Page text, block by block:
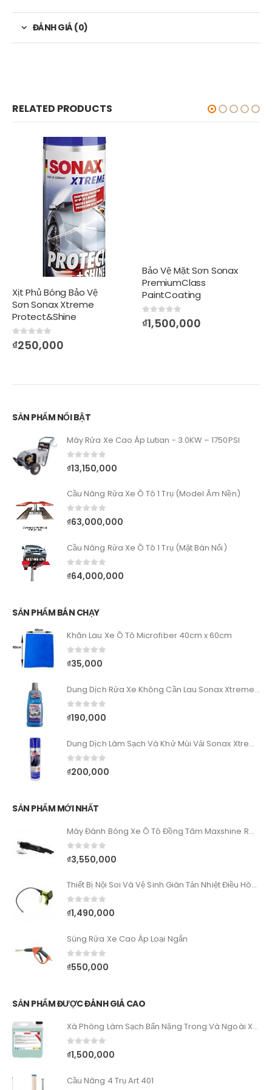
ĐÁNH GIÁ (0)
RELATED PRODUCTS
Xịt Phủ Bóng Bảo Vệ
Sơn Sonax Xtreme
Protect&Shine
0out of 5
₫250,000
Bảo Vệ Mặt Sơn Sonax
PremiumClass
PaintCoating
0out of 5
₫1,500,000
SẢN PHẨM NỔI BẬT
Máy Rửa Xe Cao Áp Lutian - 3.0KW – 1750PSI
0out of 5
₫13,150,000
Cầu Nâng Rửa Xe Ô Tô 1 Trụ (Model Âm Nền)
0out of 5
₫63,000,000
Cầu Nâng Rửa Xe Ô Tô 1 Trụ (Mặt Bàn Nổi)
0out of 5
₫64,000,000
SẢN PHẨM BÁN CHẠY
Khăn Lau Xe Ô Tô Microfiber 40cm x 60cm
0out of 5
₫35,000
Dung Dịch Rửa Xe Không Cần Lau Sonax Xtreme Wash&Dry
0out of 5
₫190,000
Dung Dịch Làm Sạch Và Khử Mùi Vải Sonax Xtreme Upholstery & Alcantara Cleaner
out of 5
₫200,000
SẢN PHẨM MỚI NHẤT
Máy Đánh Bóng Xe Ô Tô Đồng Tâm Maxshine RO M1000
out of 5
₫3,550,000
Thiết Bị Nội Soi Và Vệ Sinh Giàn Tản Nhiệt Điều Hòa Ô Tô
0out of 5
₫1,490,000
Súng Rửa Xe Cao Áp Loại Ngắn
0out of 5
₫550,000
SẢN PHẨM ĐƯỢC ĐÁNH GIÁ CAO
Xà Phòng Làm Sạch Bẩn Nặng Trong Và Ngoài Xe - SONAX SX MultiStar
0out of 5
₫1,500,000
Cầu Nâng 4 Trụ Art 401